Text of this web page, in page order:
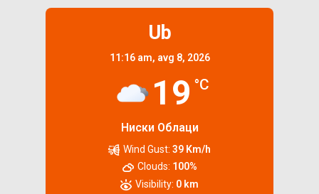
Ub
11:16 am, avg 8, 2026
19 °C
Ниски Облаци
Wind Gust: 39 Km/h
Clouds: 100%
Visibility: 0 km